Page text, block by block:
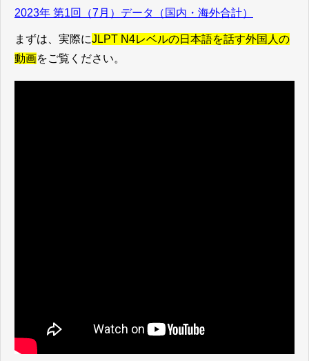
2023年 第1回（7月）データ（国内・海外合計）
まずは、実際にJLPT N4レベルの日本語を話す外国人の
動画をご覧ください。